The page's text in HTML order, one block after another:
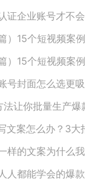
证企业账号才不
）15个短视频案
）15个短视频案
号封面怎么选更
让你批量生产爆
文案怎么办？3大
样的文案为什么
人都能学会的爆